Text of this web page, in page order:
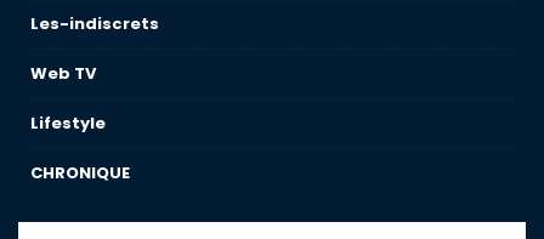
Les-indiscrets
Web TV
Lifestyle
CHRONIQUE